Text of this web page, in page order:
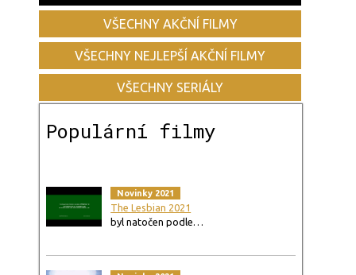
VŠECHNY AKČNÍ FILMY
VŠECHNY NEJLEPŠÍ AKČNÍ FILMY
VŠECHNY SERIÁLY
Populární filmy
Novinky 2021
The Lesbian 2021
byl natočen podle…